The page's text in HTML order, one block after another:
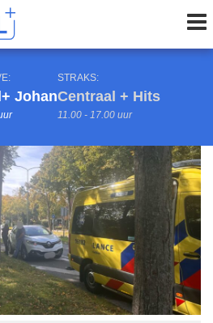
Johan
STRAKS:
Centraal + Hits
11.00 - 17.00 uur
uur 1 van 0 Volgend uur